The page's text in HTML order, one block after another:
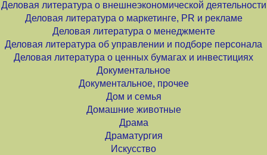
Деловая литература о внешнеэкономической деятельности
Деловая литература о маркетинге, PR и рекламе
Деловая литература о менеджменте
Деловая литература об управлении и подборе персонала
Деловая литература о ценных бумагах и инвестициях
Документальное
Документальное, прочее
Дом и семья
Домашние животные
Драма
Драматургия
Искусство